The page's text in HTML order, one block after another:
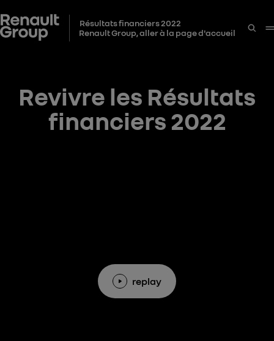
Résultats financiers 2022
Renault Group, aller à la page d'accueil
Revivre les Résultats
financiers 2022
replay